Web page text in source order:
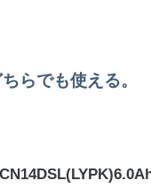
らでも使える。